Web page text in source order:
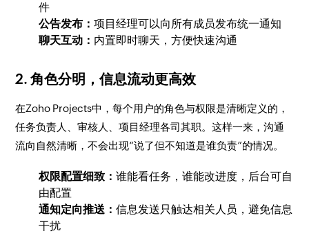
件
公告发布：项目经理可以向所有成员发布统一通知
聊天互动： 内置即时聊天，方便快速沟通
2. 角色分明，信息流动更高效
在Zoho Projects中，每个用户的角色与权限是清晰定义的，
任务负责人、审核人、项目经理各司其职。这样一来，沟通
流向自然清晰，不会出现“说了但不知道是谁负责”的情况。
权限配置细致：谁能看任务，谁能改进度，后台可自
由配置
通知定向推送：信息发送只触达相关人员，避免信息
干扰